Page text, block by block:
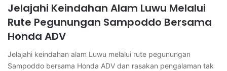
Jelajahi Keindahan Alam Luwu Melalui
Rute Pegunungan Sampoddo Bersama
Honda ADV
Jelajahi keindahan alam Luwu melalui rute pegunungan
Sampoddo bersama Honda ADV dan rasakan pengalaman tak